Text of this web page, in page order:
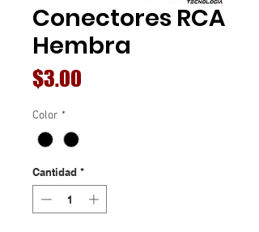
Conectores RCA
Hembra
$3.00
Color *
Cantidad *